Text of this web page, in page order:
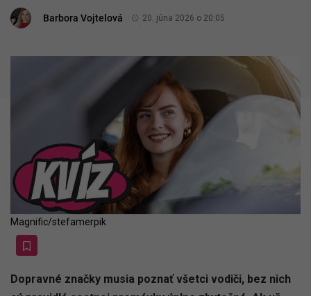
Barbora Vojtelová 20. júna 2026 o 20:05
Magnific/stefamerpik
Dopravné značky musia poznať všetci vodiči, bez nich